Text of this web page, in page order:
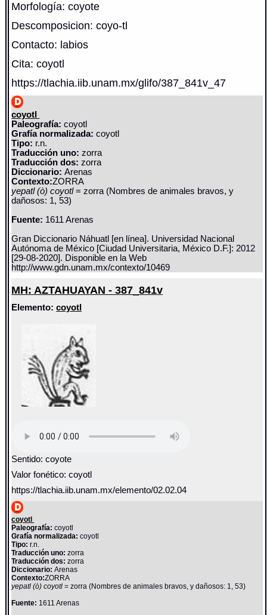
Morfología: coyote
Descomposicion: coyo-tl
Contacto: labios
Cita: coyotl
https://tlachia.iib.unam.mx/glifo/387_841v_47
coyotl
Paleografía: coyotl
Grafía normalizada: coyotl
Tipo: r.n.
Traducción uno: zorra
Traducción dos: zorra
Diccionario:Arenas
Contexto:ZORRA
yepatl (ò) coyotl= zorra (Nombres de animales bravos, y
dañosos: 1, 53)
Fuente: 1611 Arenas
Gran Diccionario Náhuatl [en línea]. Universidad Nacional
Autónoma de México [Ciudad Universitaria, México D.F.]: 2012
[29-08-2020]. Disponible en la Web
http://www.gdn.unam.mx/contexto/10469
MH: AZTAHUAYAN - 387_841v
Elemento:coyotl
Sentido: coyote
Valor fonético: coyotl
https://tlachia.iib.unam.mx/elemento/02.02.04
coyotl
Paleografía: coyotl
Grafía normalizada: coyotl
Tipo: r.n.
Traducción uno: zorra
Traducción dos: zorra
Diccionario:Arenas
Contexto:ZORRA
yepatl (ò) coyotl= zorra (Nombres de animales bravos, y dañosos: 1, 53)
Fuente: 1611 Arenas